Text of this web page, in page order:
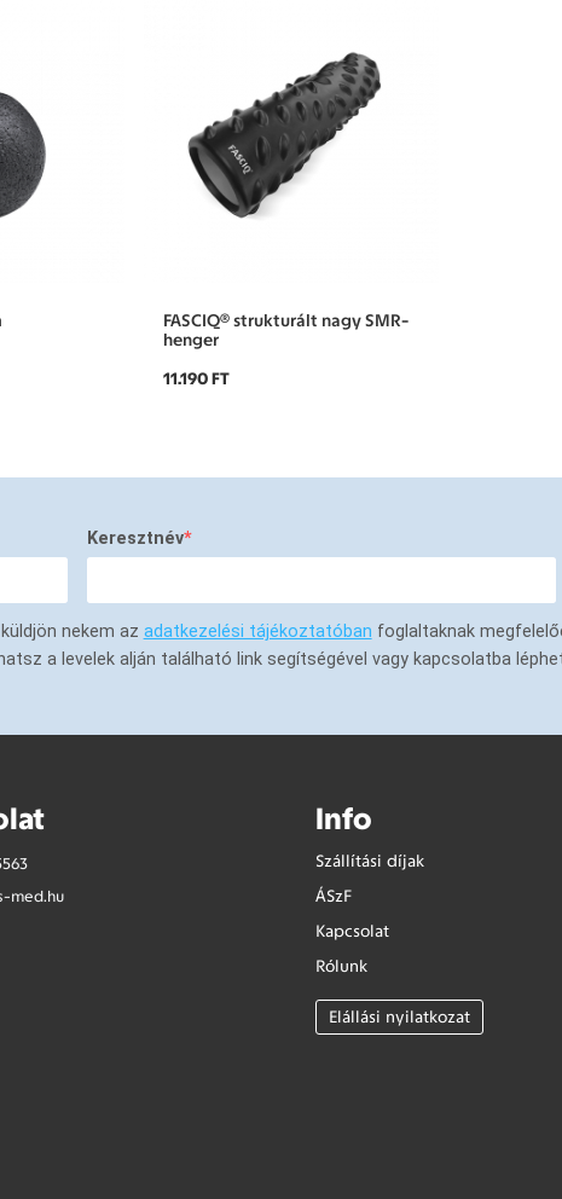
FASCIQ® strukturált nagy SMR-
henger
11.190 FT
Keresztnév
nekem az adatkezelési tájékoztatóban foglaltaknak
a levelek alján található link segítségével vagy kapcsolatba
med.hu
Info
Szállítási díjak
ÁSzF
Kapcsolat
Rólunk
Elállási nyilatkozat